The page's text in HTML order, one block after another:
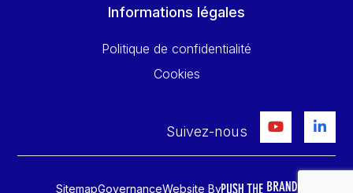
Informations légales
Politique de confidentialité
Cookies
Suivez-nous
SitemapGovernanceWebsite By